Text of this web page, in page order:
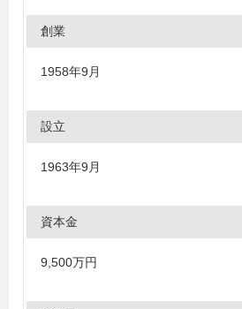
創業
1958年9月
設立
1963年9月
資本金
9,500万円